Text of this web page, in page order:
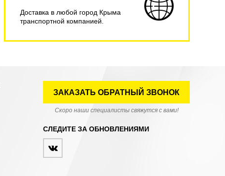
Доставка в любой город Крыма
транспортной компанией.
ЗАКАЗАТЬ ОБРАТНЫЙ ЗВОНОК
Скоро наши специалисты свяжутся с вами!
СЛЕДИТЕ ЗА ОБНОВЛЕНИЯМИ